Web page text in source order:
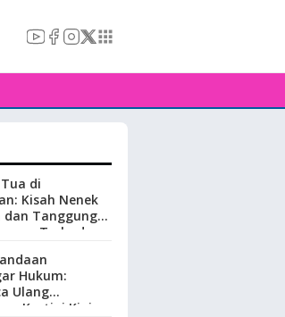
di
Kisah Nenek
dan Tanggung
Terhadap
Hukum:
Ulang
Kartini Kini